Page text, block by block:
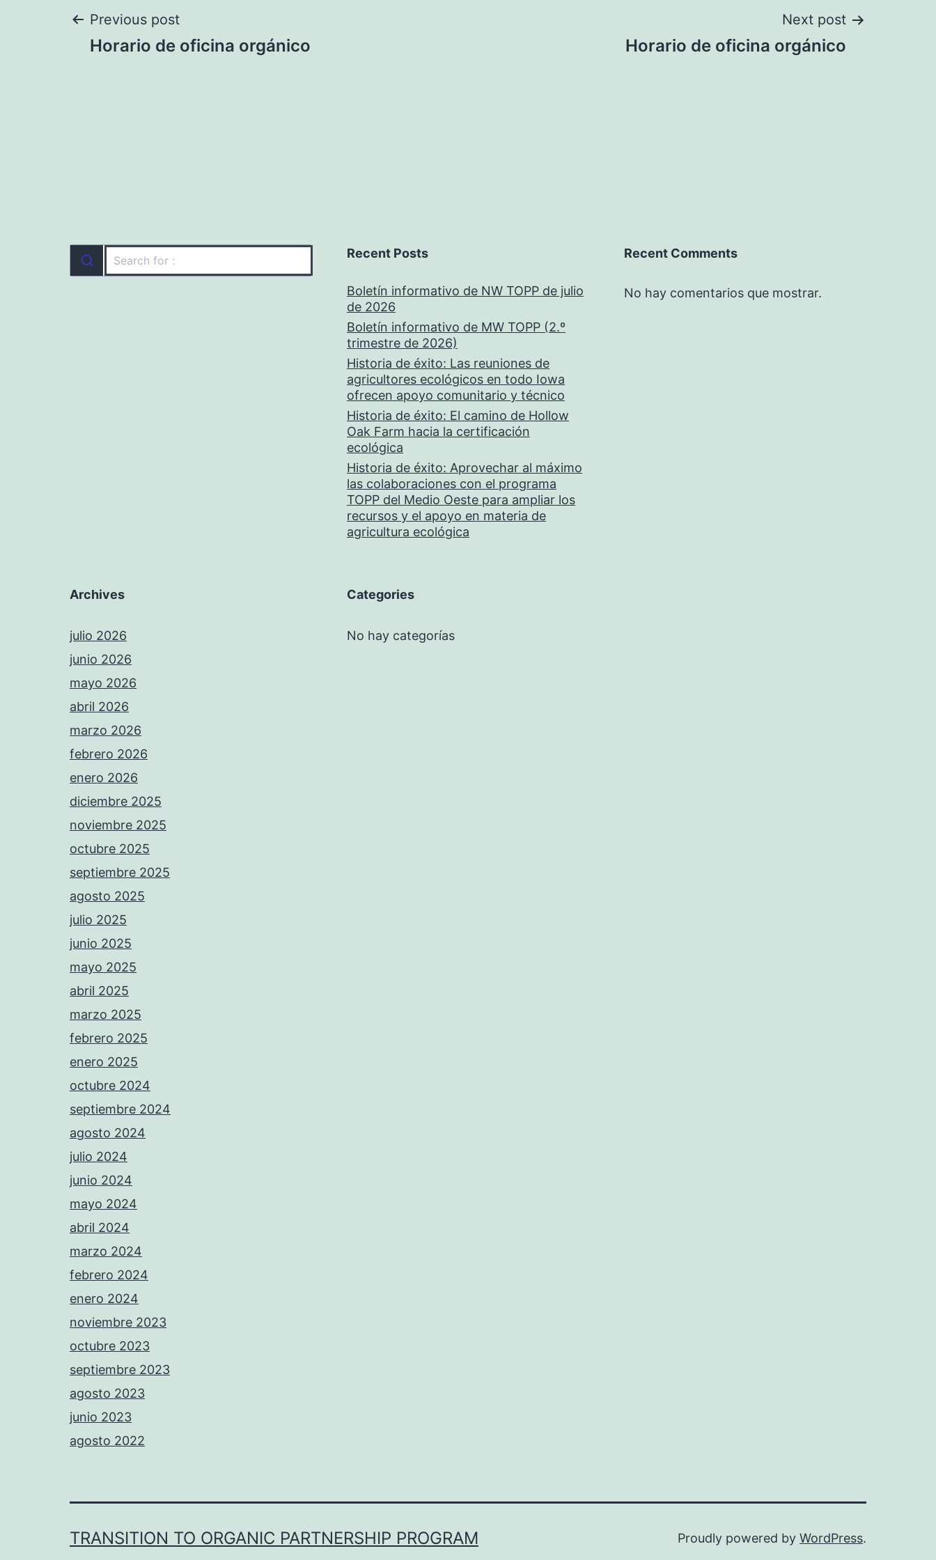
Navegación
Previous post
Horario de oficina orgánico
Next post
Horario de oficina orgánico
Recent Posts
Boletín informativo de NW TOPP de julio
de 2026
Boletín informativo de MW TOPP (2.º
trimestre de 2026)
Historia de éxito: Las reuniones de
agricultores ecológicos en todo Iowa
ofrecen apoyo comunitario y técnico
Historia de éxito: El camino de Hollow
Oak Farm hacia la certificación
ecológica
Historia de éxito: Aprovechar al máximo
las colaboraciones con el programa
TOPP del Medio Oeste para ampliar los
recursos y el apoyo en materia de
agricultura ecológica
Recent Comments
No hay comentarios que mostrar.
Archives
julio 2026
junio 2026
mayo 2026
abril 2026
marzo 2026
febrero 2026
enero 2026
diciembre 2025
noviembre 2025
octubre 2025
septiembre 2025
agosto 2025
julio 2025
junio 2025
mayo 2025
abril 2025
marzo 2025
febrero 2025
enero 2025
octubre 2024
septiembre 2024
agosto 2024
julio 2024
junio 2024
mayo 2024
abril 2024
marzo 2024
febrero 2024
enero 2024
noviembre 2023
octubre 2023
septiembre 2023
agosto 2023
junio 2023
agosto 2022
Categories
No hay categorías
TRANSITION TO ORGANIC PARTNERSHIP PROGRAM Proudly powered by WordPress.